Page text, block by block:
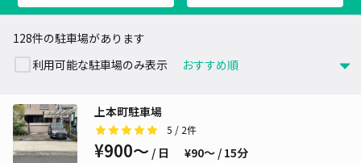
128件の駐車場があります
利用可能な駐車場のみ表示
上本町駐車場
5 / 2件
¥900〜 / 日 ¥90〜 / 15分